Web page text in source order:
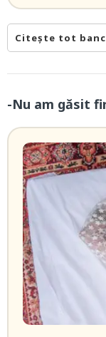
Citește tot
-Nu am găsit